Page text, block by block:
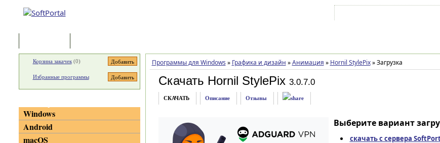
Программы для Windows » Графика и дизайн » Анимация » Hornil StylePix »Загрузка
Скачать Hornil StylePix 3.0.7.0
СКАЧАТЬ Описание Отзывы
Выберите вариант
скачать с сервера
Корзина закачек(0)
Избранные программы
Windows
Android
macOS